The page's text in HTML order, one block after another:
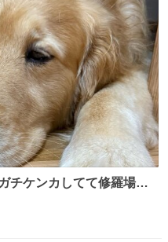
チケンカしてて修羅場だ
限り平たくなってまし